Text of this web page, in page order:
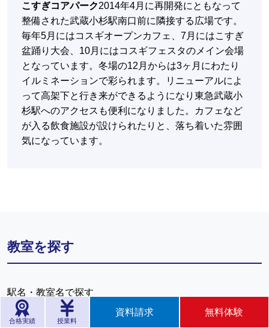
こすぎコアパーク2014年4月に再開発にともなって
整備された武蔵小杉駅南口前に隣接する広場です。
毎年5月にはコスギオープンカフェ、7月にはこすぎ
盆踊り大会、10月にはコスギフェスタのメイン会場
となっています。冬場の12月からは3ヶ月にわたり
イルミネーションで彩られます。リニューアルによ
って高架下と行き来ができるようになり東急武蔵小
杉駅へのアクセスも便利になりました。カフェなど
が入る飲食施設が設けられたりと、落ち着いた雰囲
気になっています。
教室を探す
駅名・教室名で探す
お近くの駅名、もしくは教室名をご入力ください。
合格実績 授業料
資料請求 無料体験